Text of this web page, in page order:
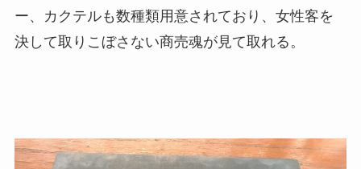
ー、カクテルも数種類用意されており、女性客を
決して取りこぼさない商売魂が見て取れる。